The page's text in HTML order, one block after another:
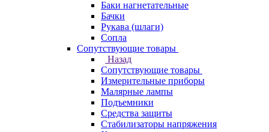
Баки нагнетательные
Бачки
Рукава (шлаги)
Сопла
Сопутствующие товары
Назад
Сопутствующие товары
Измерительные приборы
Малярные лампы
Подъемники
Средства защиты
Стабилизаторы напряжения